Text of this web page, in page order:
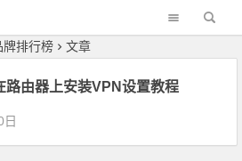
牌排行榜 文章
路由器上安装VPN设置教程
日